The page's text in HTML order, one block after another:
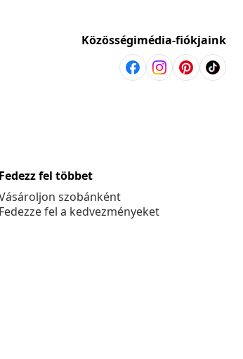
Közösségimédia-fiókjaink
Fedezz fel többet
szobánként
Fedezze fel a kedvezményeket